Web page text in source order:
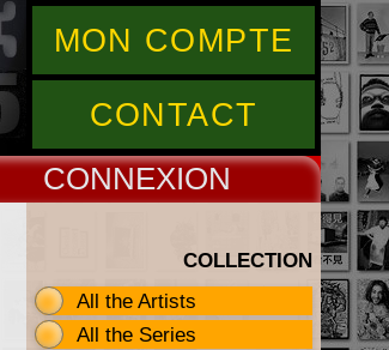
MON COMPTE
CONTACT
CONNEX
COLLECTION
All the Artists
All the Series